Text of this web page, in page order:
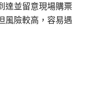
達並留意現場購票
風險較高，容易遇